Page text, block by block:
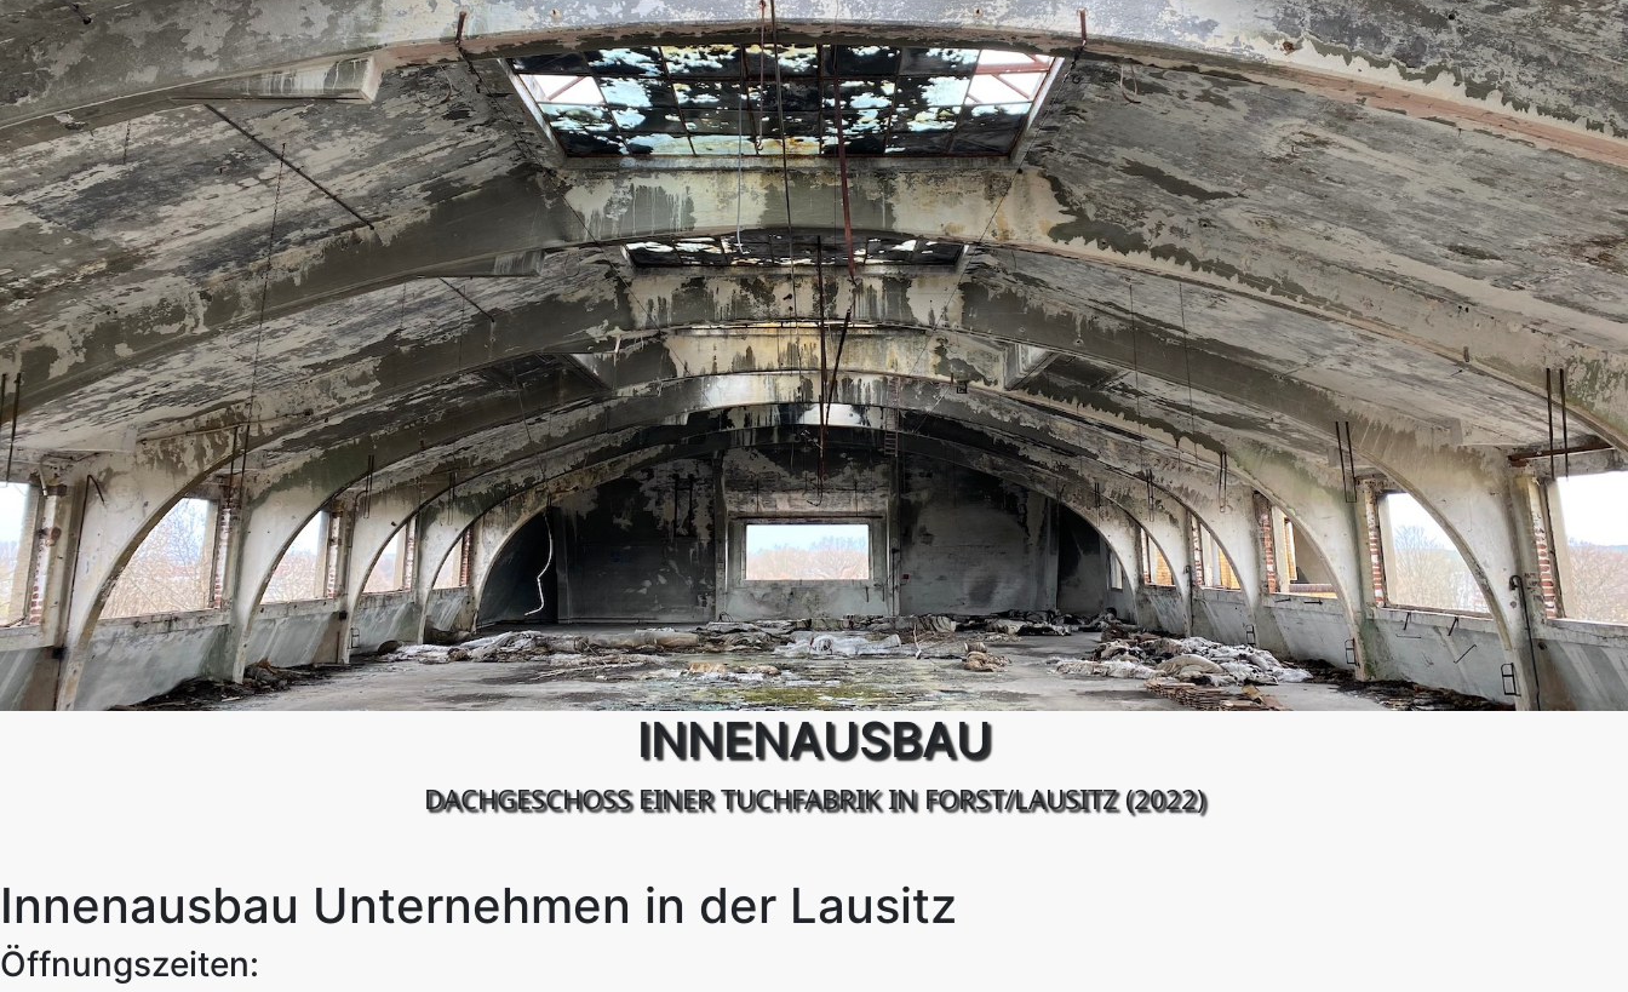
INNENAUSBAU
DACHGESCHOSS EINER TUCHFABRIK IN FORST/LAUSITZ (2022)
Innenausbau Unternehmen in der Lausitz
Öffnungszeiten: